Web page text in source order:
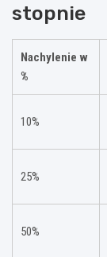
stopnie
Nachylenie w
%
10%
25%
50%